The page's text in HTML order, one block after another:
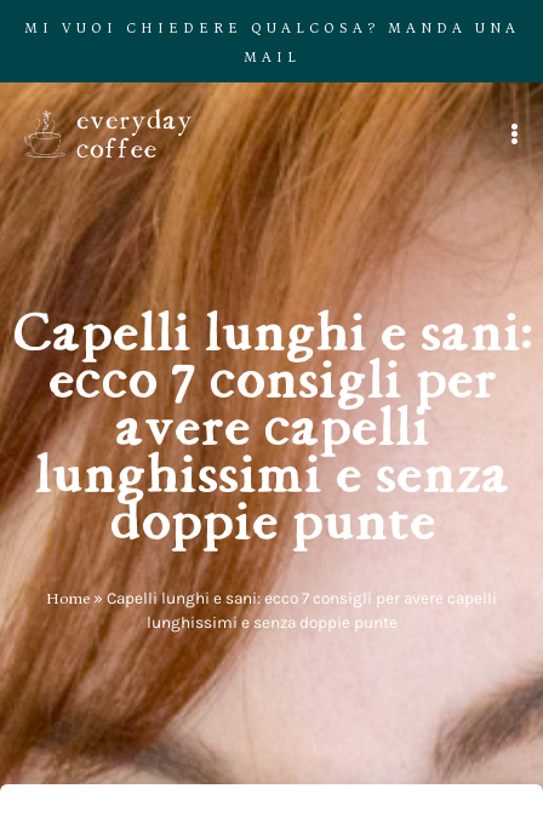
MI VUOI CHIEDERE QUALCOSA? MANDA UNA
MAIL
Capelli lunghi e sani:
ecco 7 consigli per
avere capelli
lunghissimi e senza
doppie punte
Home »Capelli lunghi e sani: ecco 7 consigli per avere capelli
lunghissimi e senza doppie punte